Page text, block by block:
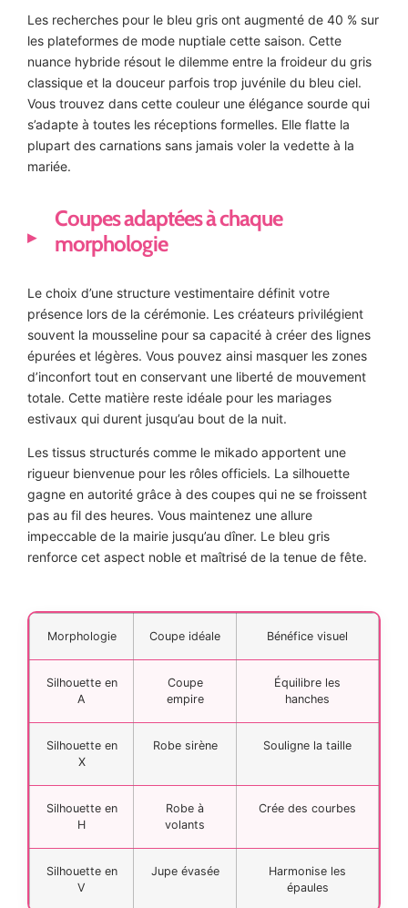
Les recherches pour le bleu gris ont augmenté de 40 % sur
les plateformes de mode nuptiale cette saison. Cette
nuance hybride résout le dilemme entre la froideur du gris
classique et la douceur parfois trop juvénile du bleu ciel.
Vous trouvez dans cette couleur une élégance sourde qui
s’adapte à toutes les réceptions formelles. Elle flatte la
plupart des carnations sans jamais voler la vedette à la
mariée.
Coupes adaptées à chaque
morphologie
Le choix d’une structure vestimentaire définit votre
présence lors de la cérémonie. Les créateurs privilégient
souvent la mousseline pour sa capacité à créer des lignes
épurées et légères. Vous pouvez ainsi masquer les zones
d’inconfort tout en conservant une liberté de mouvement
totale. Cette matière reste idéale pour les mariages
estivaux qui durent jusqu’au bout de la nuit.
Les tissus structurés comme le mikado apportent une
rigueur bienvenue pour les rôles officiels. La silhouette
gagne en autorité grâce à des coupes qui ne se froissent
pas au fil des heures. Vous maintenez une allure
impeccable de la mairie jusqu’au dîner. Le bleu gris
renforce cet aspect noble et maîtrisé de la tenue de fête.
Morphologie Coupe idéale Bénéfice visuel
Silhouette en
A
Coupe
empire
Équilibre les
hanches
Silhouette en
X
Robe sirène Souligne la taille
Silhouette en
H
Robe à
volants
Crée des courbes
Silhouette en
V
Jupe évasée
Harmonise les
épaules